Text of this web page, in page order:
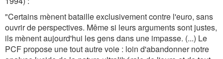
"Certains mènent bataille exclusivement contre l'euro, sans
ouvrir de perspectives. Même si leurs arguments sont justes,
ils mènent aujourd'hui les gens dans une impasse. (...) Le
PCF propose une tout autre voie : loin d'abandonner notre